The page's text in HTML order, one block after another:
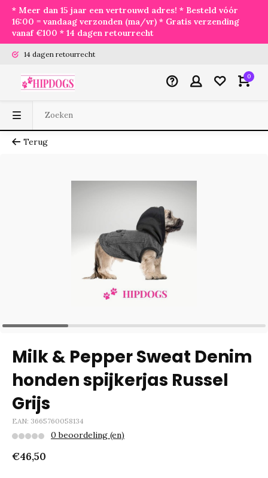
* Meer dan 15 jaar een vertrouwd adres! * Besteld vóór
16:00 = vandaag verzonden (ma/vr) * Gratis verzending
vanaf €100 * 14 dagen retourrecht
14 dagen retourrecht
0
Terug
Milk & Pepper Sweat Denim
honden spijkerjas Russel
Grijs
EAN: 3665760058134
0 beoordeling (en)
€46,50